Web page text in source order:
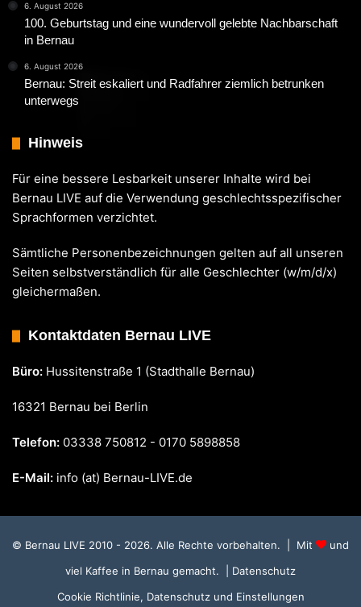
6. August 2026
100. Geburtstag und eine wundervoll gelebte Nachbarschaft
in Bernau
6. August 2026
Bernau: Streit eskaliert und Radfahrer ziemlich betrunken
unterwegs
Hinweis
Für eine bessere Lesbarkeit unserer Inhalte wird bei
Bernau LIVE auf die Verwendung geschlechtsspezifischer
Sprachformen verzichtet.
Sämtliche Personenbezeichnungen gelten auf all unseren
Seiten selbstverständlich für alle Geschlechter (w/m/d/x)
gleichermaßen.
Kontaktdaten Bernau LIVE
Büro: Hussitenstraße 1 (Stadthalle Bernau)
16321 Bernau bei Berlin
Telefon: 03338 750812 - 0170 5898858
E-Mail: info (at) Bernau-LIVE.de
© Bernau LIVE 2010 - 2026. Alle Rechte vorbehalten. | Mit
und
viel Kaffee in Bernau gemacht.
| Datenschutz
Cookie Richtlinie, Datenschutz und Einstellungen